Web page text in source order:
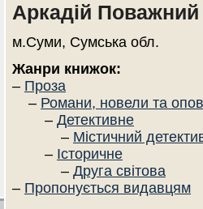
Аркадій Поважний
м.Суми, Сумська обл.
Жанри книжок:
– Проза
– Романи, новели та
– Детективне
– Містичний
– Історичне
– Друга світова
– Пропонується видавцям